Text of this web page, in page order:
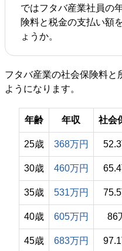
ではフタバ産業社員の
険料と税金の支払い額
ょうか。
フタバ産業の社会保険料と
ようになります。
年齢 年収 社会
25歳 368万円
30歳 460万円
35歳 531万円
40歳 605万円 86
45歳 683万円